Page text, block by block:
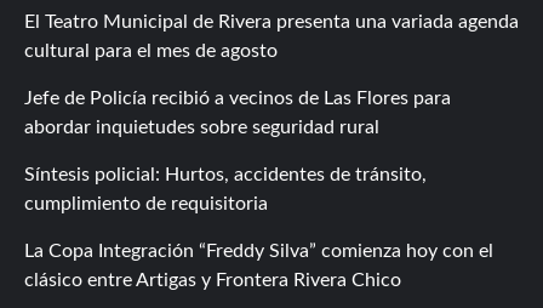
El Teatro Municipal de Rivera presenta una variada agenda
cultural para el mes de agosto
Jefe de Policía recibió a vecinos de Las Flores para
abordar inquietudes sobre seguridad rural
Síntesis policial: Hurtos, accidentes de tránsito,
cumplimiento de requisitoria
La Copa Integración “Freddy Silva” comienza hoy con el
clásico entre Artigas y Frontera Rivera Chico